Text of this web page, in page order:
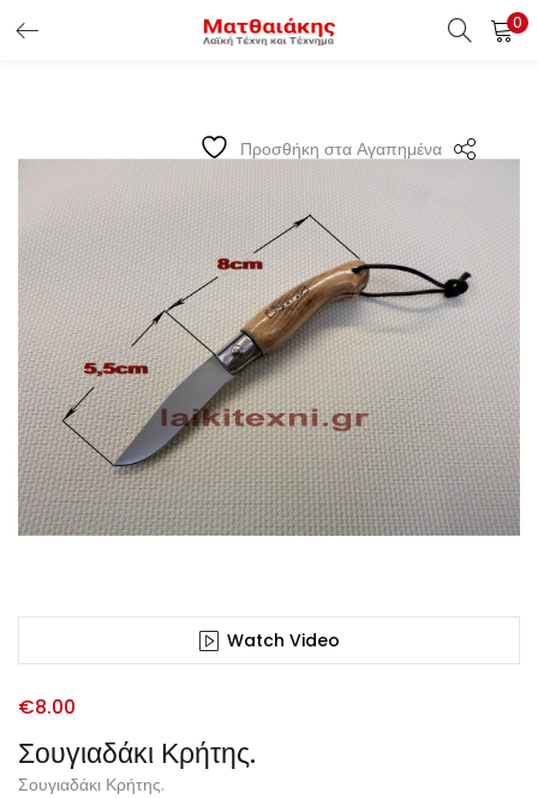
0
Προσθήκη στα Αγαπημένα
Watch Video
Σουγιαδάκι Κρήτης.
€8.00
Σουγιαδάκι Κρήτης.
ΕΊΣΟΔΟΣ ΠΕΛΑΤΏΝ
Υπενθύμιση κωδικού
Είσοδος Πελατών
Χάσατε τον κωδικό σας ?